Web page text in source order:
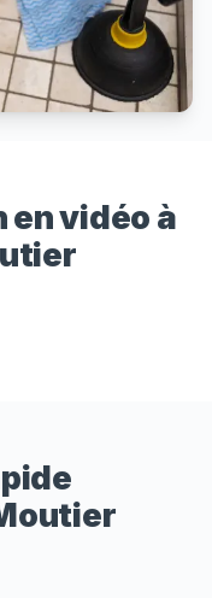
vidéo à